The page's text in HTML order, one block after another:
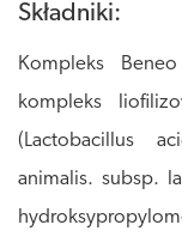
Składniki:
Kompleks
kompleks
(Lactobacillus
animalis. subsp.